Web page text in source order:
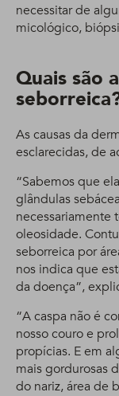
necessitar de
micológico,
Quais são
As causas da
esclarecidas, de
“Sabemos que
glândulas
necessariamente
oleosidade.
seborreica por
nos indica que
da doença”,
“A caspa não é
nosso couro e
propícias. E em
mais gordurosas
do nariz, área de